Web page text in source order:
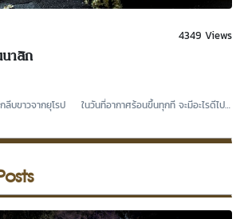
4349 Views
าสิก
บขาวจากยุโรป ในวันที่อากาศร้อนขึ้นทุกที จะมีอะไรดีไป